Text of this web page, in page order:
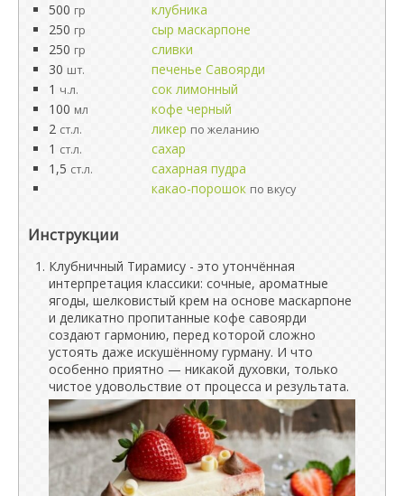
500 гр
клубника
250 гр
сыр маскарпоне
250 гр
сливки
30 шт.
печенье Савоярди
1 ч.л.
сок лимонный
100 мл
кофе черный
2 ст.л. ликер по желанию
1 ст.л.
сахар
1,5 ст.л.
сахарная пудра
какао-порошок по вкусу
Инструкции
Клубничный Тирамису - это утончённая
интерпретация классики: сочные, ароматные
ягоды, шелковистый крем на основе маскарпоне
и деликатно пропитанные кофе савоярди
создают гармонию, перед которой сложно
устоять даже искушённому гурману. И что
особенно приятно — никакой духовки, только
чистое удовольствие от процесса и результата.